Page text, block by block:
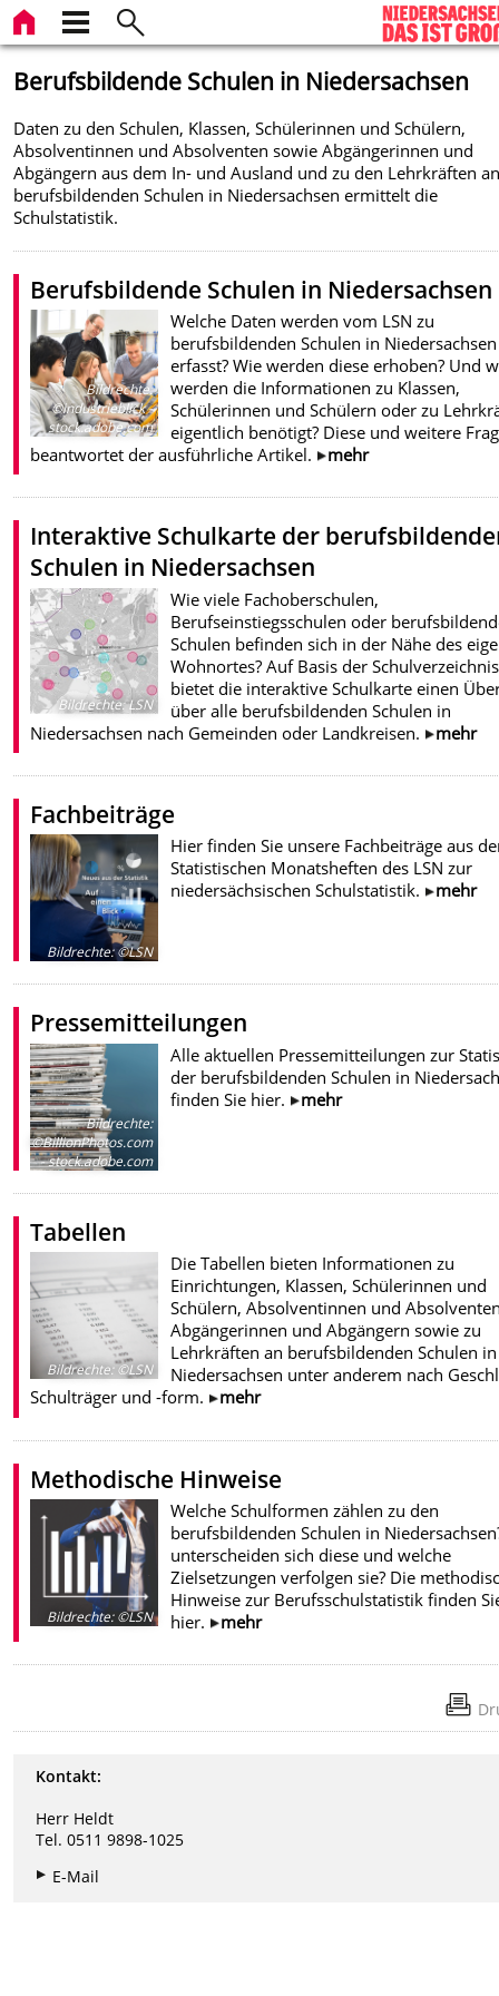
Berufsbildende Schulen in Niedersachsen
Daten zu den Schulen, Klassen, Schülerinnen und Schülern,
Absolventinnen und Absolventen sowie Abgängerinnen und
Abgängern aus dem In- und Ausland und zu den Lehrkräften
berufsbildenden Schulen in Niedersachsen ermittelt die
Schulstatistik.
Berufsbildende Schulen in Niedersachsen
Bildrechte:
©industrieblick -
stock.adobe.com
Welche Daten werden vom LSN zu
berufsbildenden Schulen in Niedersachsen
erfasst? Wie werden diese erhoben? Und
werden die Informationen zu Klassen,
Schülerinnen und Schülern oder zu
eigentlich benötigt? Diese und weitere
beantwortet der ausführliche Artikel.
mehr
Interaktive Schulkarte der
Schulen in Niedersachsen
Bildrechte:LSN
Wie viele Fachoberschulen,
Berufseinstiegsschulen oder
Schulen befinden sich in der Nähe des
Wohnortes? Auf Basis der
bietet die interaktive Schulkarte einen
über alle berufsbildenden Schulen in
Niedersachsen nach Gemeinden oder Landkreisen.
mehr
Fachbeiträge
Bildrechte:©LSN
Hier finden Sie unsere Fachbeiträge aus
Statistischen Monatsheften des LSN zur
niedersächsischen Schulstatistik.
mehr
Pressemitteilungen
Bildrechte:
©BillionPhotos.com
- stock.adobe.com
Alle aktuellen Pressemitteilungen zur
der berufsbildenden Schulen in
finden Sie hier.
mehr
Tabellen
Bildrechte:©LSN
Die Tabellen bieten Informationen zu
Einrichtungen, Klassen, Schülerinnen und
Schülern, Absolventinnen und
Abgängerinnen und Abgängern sowie zu
Lehrkräften an berufsbildenden Schulen in
Niedersachsen unter anderem nach
Schulträger und -form.
mehr
Methodische Hinweise
Bildrechte:©LSN
Welche Schulformen zählen zu den
berufsbildenden Schulen in
unterscheiden sich diese und welche
Zielsetzungen verfolgen sie? Die
Hinweise zur Berufsschulstatistik finden
hier.
mehr
Kontakt:
Herr Heldt
Tel. 0511 9898-1025
E-Mail